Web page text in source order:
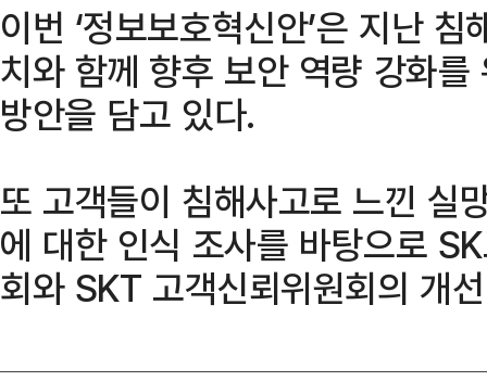
이번 ‘정보보호혁신안’은 지난
치와 함께 향후 보안 역량 강화
방안을 담고 있다.
또 고객들이 침해사고로 느낀 실
에 대한 인식 조사를 바탕으로
회와 SKT 고객신뢰위원회의 개